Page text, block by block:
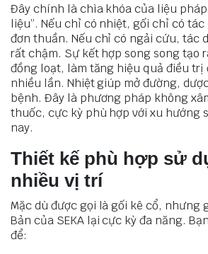
Đây chính là chìa khóa của liệu
liệu”. Nếu chỉ có nhiệt, gối chỉ có
đơn thuần. Nếu chỉ có ngải cứu, tác
rất chậm. Sự kết hợp song song tạo
đồng loạt, làm tăng hiệu quả điều trị
nhiều lần. Nhiệt giúp mở đường,
bệnh. Đây là phương pháp không
thuốc, cực kỳ phù hợp với xu hướng
nay.
Thiết kế phù hợp sử
nhiều vị trí
Mặc dù được gọi là gối kê cổ, nhưng
Bản của SEKA lại cực kỳ đa năng.
để: